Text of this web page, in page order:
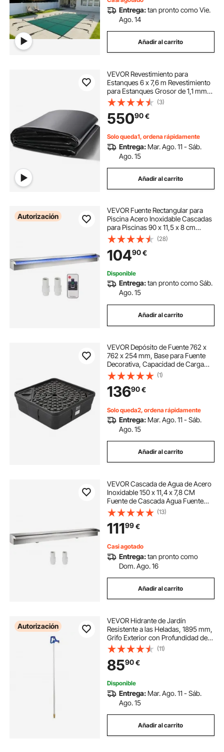
Entrega:tan pronto como Vie.
Ago. 14
Añadir al carrito
VEVOR Revestimiento para
Estanques 6 x 7,6 m Revestimiento
para Estanques Grosor de 1,1 mm
Capa Plegable Base de EPDM Fácil
de Cortar para Estanques de Peces,
Juegos Acuáticos, Cascadas,
Fuentes
(3)
55090€
Solo queda1, ordena rápidamente
Entrega: Mar. Ago. 11 - Sáb.
Ago. 15
Añadir al carrito
Autorización
VEVOR Fuente Rectangular para
Piscina Acero Inoxidable Cascadas
para Piscinas 90 x 11,5 x 8 cm
Fuente de Piscina Exterior Flujo de
Agua con Tira LED de Colores de
Jardín Patio Estanque
(28)
10490€
Disponible
Entrega:tan pronto como Sáb.
Ago. 15
Añadir al carrito
VEVOR Depósito de Fuente 762 x
762 x 254 mm, Base para Fuente
Decorativa, Capacidad de Carga
hasta 227 kg, Diseño Escondido,
Paisajismo de Estanque Cascada
para Jardín Patio Parque Hotel,
Color Negro
(1)
13690€
Solo queda2, ordena rápidamente
Entrega: Mar. Ago. 11 - Sáb.
Ago. 15
Añadir al carrito
VEVOR Cascada de Agua de Acero
Inoxidable 150 x 11,4 x 7,8 CM
Fuente de Cascada Agua Fuente
Rectangular para Piscina con
Cascada y Conector de Tubería
Rectangular para Jardín, Exterior,
Patio
(13)
11199€
Casi agotado
Entrega:tan pronto como
Dom. Ago. 16
Añadir al carrito
Autorización
VEVOR Hidrante de Jardín
Resistente a las Heladas, 1895 mm,
Grifo Exterior con Profundidad de
Enterramiento de 1219,2 mm,
Conexión de Tubo, Palanca y
Volante, para Riego de Jardines y
Granjas
(11)
8590€
Disponible
Entrega: Mar. Ago. 11 - Sáb.
Ago. 15
Añadir al carrito